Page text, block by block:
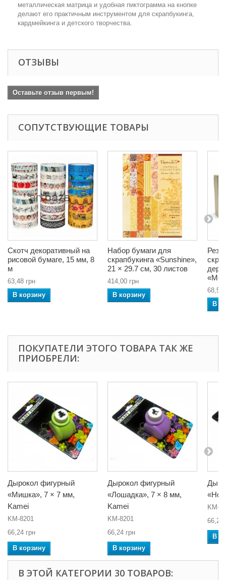
металлическая матрица и удобная пиктограмма на кнопке
делают его практичным инструментом для скрапбукинга,
кардмейкинга и детского творчества.
ОТЗЫВЫ
Оставьте отзыв первым!
СОПУТСТВУЮЩИЕ ТОВАРЫ
Скотч декоративный на
рисовой бумаге, 15 мм, 8
м
63,48 грн
В корзину
Набор бумаги для
скрапбукинга «Sunshine»,
21 × 29.7 см, 30 листов
414,00 грн
В корзину
68,54
В
ПОКУПАТЕЛИ ЭТОГО ТОВАРА ТАК ЖЕ
ПРИОБРЕЛИ:
Дырокол фигурный
«Мишка», 7 × 7 мм,
Kamei
KM-8201
66,24 грн
В корзину
Дырокол фигурный
«Лошадка», 7 × 8 мм,
Kamei
KM-8201
66,24 грн
В корзину
KM-
66,24
В
В ЭТОЙ КАТЕГОРИИ 30 ТОВАРОВ: